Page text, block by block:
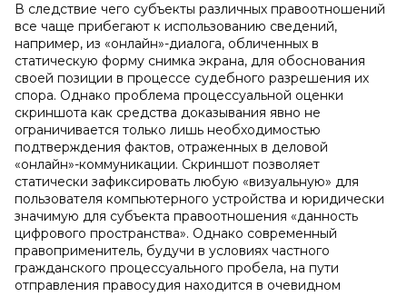
В следствие чего субъекты различных правоотношений
все чаще прибегают к использованию сведений,
например, из «онлайн»-диалога, обличенных в
статическую форму снимка экрана, для обоснования
своей позиции в процессе судебного разрешения их
спора. Однако проблема процессуальной оценки
скриншота как средства доказывания явно не
ограничивается только лишь необходимостью
подтверждения фактов, отраженных в деловой
«онлайн»-коммуникации. Скриншот позволяет
статически зафиксировать любую «визуальную» для
пользователя компьютерного устройства и юридически
значимую для субъекта правоотношения «данность
цифрового пространства». Однако современный
правоприменитель, будучи в условиях частного
гражданского процессуального пробела, на пути
отправления правосудия находится в очевидном